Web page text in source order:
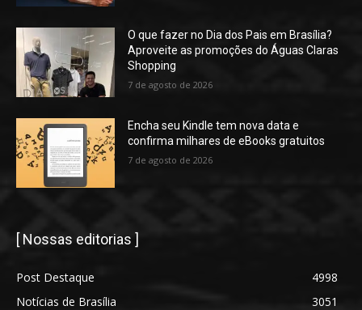
O que fazer no Dia dos Pais em Brasília?
Aproveite as promoções do Águas Claras
Shopping
7 de agosto de 2026
Encha seu Kindle tem nova data e
confirma milhares de eBooks gratuitos
7 de agosto de 2026
[ Nossas editorias ]
Post Destaque
4998
Notícias de Brasília
3051